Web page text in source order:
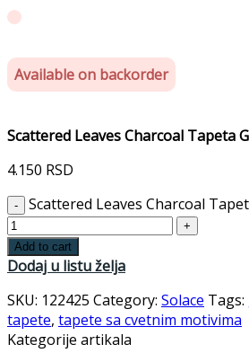
Available on backorder
Scattered Leaves Charcoal Tapeta
4.150 RSD
Scattered Leaves Charcoal
Add to cart
Dodaj u listu želja
SKU: 122425 Category: Solace Tags:
tapete, tapete sa cvetnim motivima
Kategorije artikala